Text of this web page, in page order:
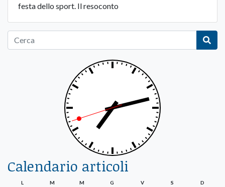
festa dello sport. Il resoconto
Calendario articoli
L M M G V S D